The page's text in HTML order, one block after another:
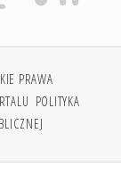
PRAWA
POLITYKA